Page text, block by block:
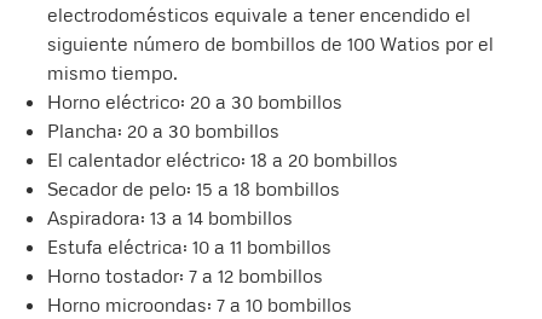
electrodomésticos equivale a tener encendido el
siguiente número de bombillos de 100 Watios por el
mismo tiempo.
Horno eléctrico: 20 a 30 bombillos
Plancha: 20 a 30 bombillos
El calentador eléctrico: 18 a 20 bombillos
Secador de pelo: 15 a 18 bombillos
Aspiradora: 13 a 14 bombillos
Estufa eléctrica: 10 a 11 bombillos
Horno tostador: 7 a 12 bombillos
Horno microondas: 7 a 10 bombillos